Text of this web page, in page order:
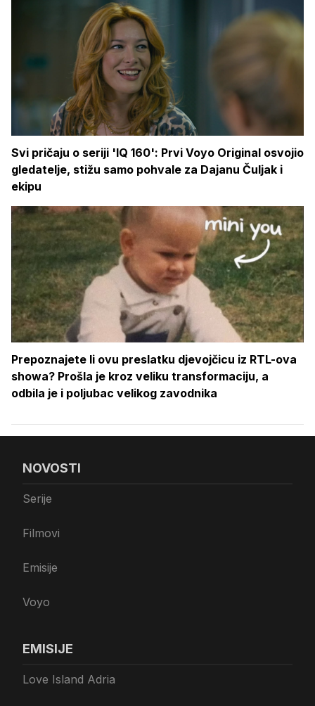
Svi pričaju o seriji 'IQ 160': Prvi Voyo Original osvojio
gledatelje, stižu samo pohvale za Dajanu Čuljak i
ekipu
Prepoznajete li ovu preslatku djevojčicu iz RTL-ova
showa? Prošla je kroz veliku transformaciju, a
odbila je i poljubac velikog zavodnika
NOVOSTI
Serije
Filmovi
Emisije
Voyo
EMISIJE
Love Island Adria